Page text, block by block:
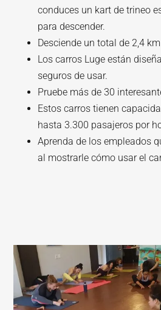
conduces un kart de trineo
para descender.
Desciende un total de 2,4
Los carros Luge están
seguros de usar.
Pruebe más de 30
Estos carros tienen
hasta 3.300 pasajeros por
Aprenda de los empleados
al mostrarle cómo usar el